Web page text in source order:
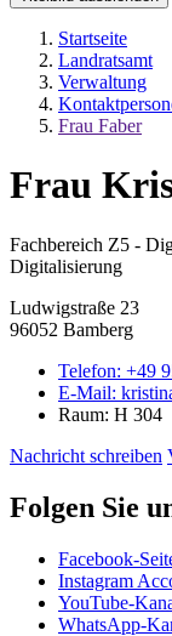
Startseite
Landratsamt
Verwaltung
Frau Faber
Frau
Fachbereich Z5 -
Digitalisierung
Ludwigstraße 23
96052 Bamberg
Telefon: +49
E-Mail:
Raum: H 304
Nachricht schreiben
Folgen Sie
Facebook-
Instagram
YouTube-
WhatsApp-